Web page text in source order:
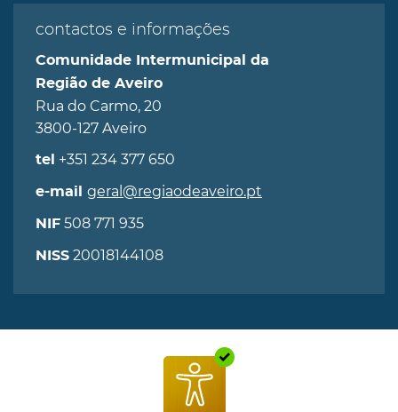
contactos e informações
Comunidade Intermunicipal da
Região de Aveiro
Rua do Carmo, 20
3800-127 Aveiro
tel +351 234 377 650
e-mail geral@regiaodeaveiro.pt
NIF 508 771 935
NISS 20018144108